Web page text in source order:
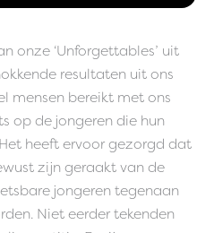
onze ‘Unforgettables’ uit
resultaten uit ons
mensen bereikt met ons
op de jongeren die hun
heeft ervoor gezorgd dat
zijn geraakt van de
jongeren tegenaan
Niet eerder tekenden